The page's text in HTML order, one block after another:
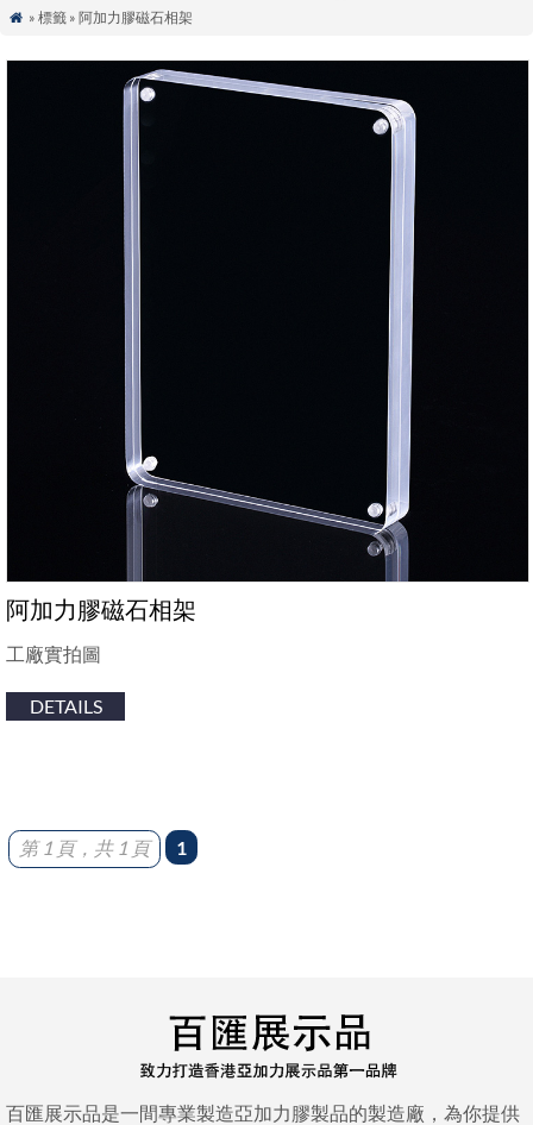
 » 標籤 » 阿加力膠磁石相架
阿加力膠磁石相架
工廠實拍圖
DETAILS
第 1 頁，共 1 頁 1
百匯展示品是一間專業製造亞加力膠製品的製造廠，為你提供